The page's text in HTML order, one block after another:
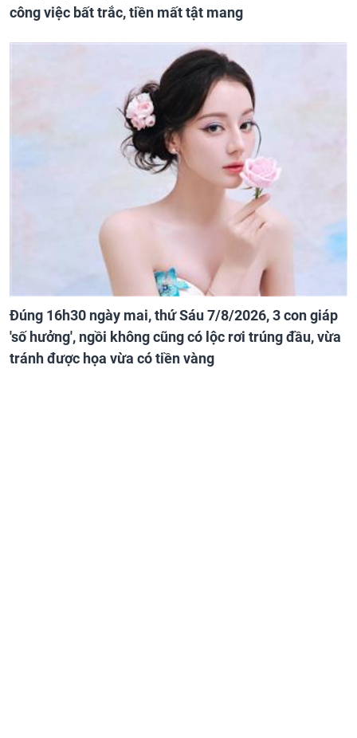
công việc bất trắc, tiền mất tật mang
Đúng 16h30 ngày mai, thứ Sáu 7/8/2026, 3 con giáp
'số hưởng', ngồi không cũng có lộc rơi trúng đầu, vừa
tránh được họa vừa có tiền vàng